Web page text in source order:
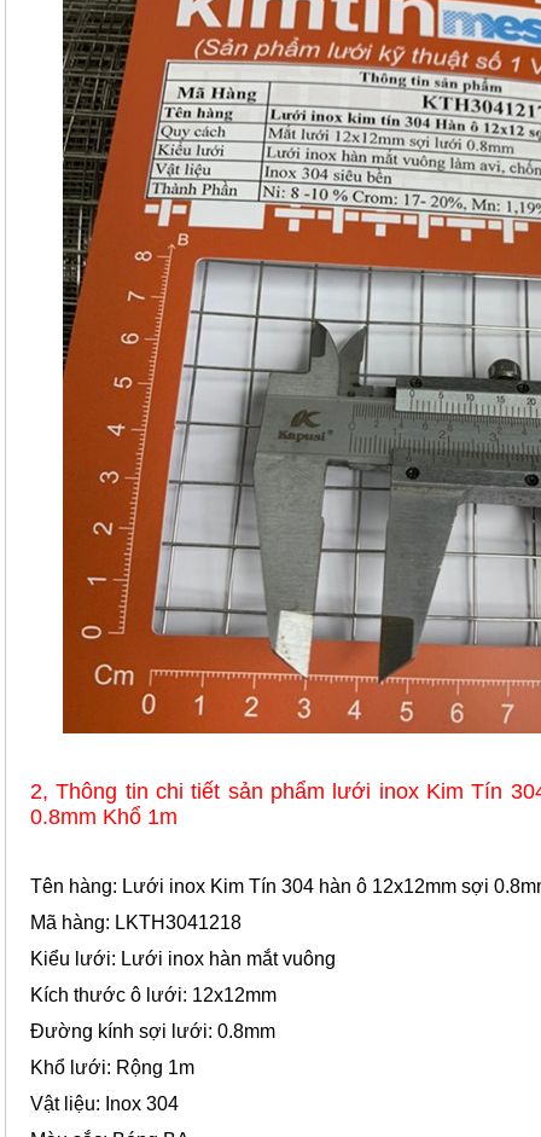
2, Thông tin chi tiết sản phẩm lưới inox Kim Tín
0.8mm Khổ 1m
Tên hàng: Lưới inox Kim Tín 304 hàn ô 12x12mm sợi
Mã hàng: LKTH3041218
Kiểu lưới: Lưới inox hàn mắt vuông
Kích thước ô lưới: 12x12mm
Đường kính sợi lưới: 0.8mm
Khổ lưới: Rộng 1m
Vật liệu: Inox 304